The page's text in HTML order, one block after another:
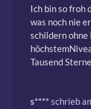
Ich bin so froh
was noch nie
schildern ohne
Tausend
s****schrieb